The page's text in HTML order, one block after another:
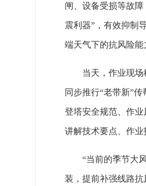
闸、设备受损等故
震利器”，有效抑制
端天气下的抗风险能
当天，作业现
同步推行“老带新”
登塔安全规范、作
讲解技术要点、作业
“当前的季节大
装，提前补强线路